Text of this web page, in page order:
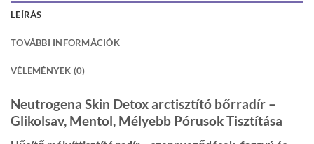
LEÍRÁS
TOVÁBBI INFORMÁCIÓK
VÉLEMÉNYEK (0)
Neutrogena Skin Detox arctisztító bőrradír –
Glikolsav, Mentol, Mélyebb Pórusok Tisztítása